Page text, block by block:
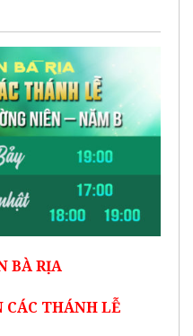
BÀ RỊA
CÁC THÁNH LỄ